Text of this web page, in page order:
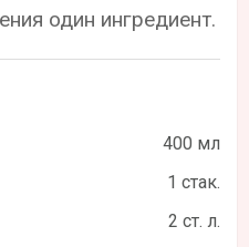
один ингредиент.
400 мл
1 стак.
2 ст. л.